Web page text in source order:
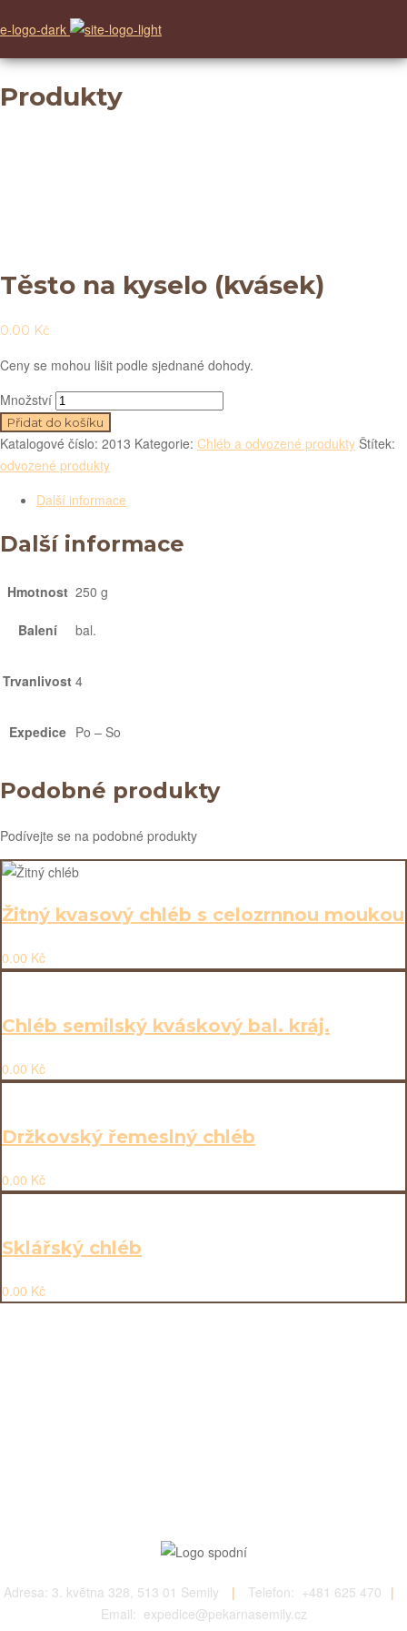
Produkty
Těsto na kyselo (kvásek)
0.00 Kč
Ceny se mohou lišit podle sjednané dohody.
Množství
Přidat do košíku
Katalogové číslo: 2013 Kategorie: Chléb a odvozené produkty Štítek:
odvozené produkty
Další informace
Další informace
Hmotnost 250 g
Balení bal.
Trvanlivost 4
Expedice Po – So
Podobné produkty
Podívejte se na podobné produkty
Žitný kvasový chléb s celozrnnou moukou
0.00 Kč
Chléb semilský kváskový bal. kráj.
0.00 Kč
Držkovský řemeslný chléb
0.00 Kč
Sklářský chléb
0.00 Kč
Adresa: 3. května 328, 513 01 Semily | Telefon: +481 625 470 |
Email: expedice@pekarnasemily.cz